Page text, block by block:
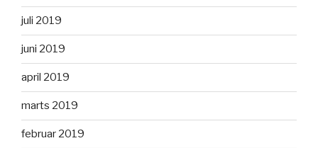
juli 2019
juni 2019
april 2019
marts 2019
februar 2019